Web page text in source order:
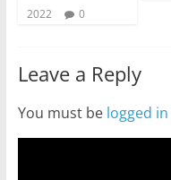
2022
0
Leave a Reply
You must be logged in